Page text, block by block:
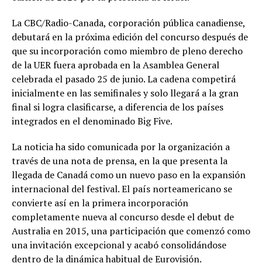
La CBC/Radio-Canada, corporación pública canadiense,
debutará en la próxima edición del concurso después de
que su incorporación como miembro de pleno derecho
de la UER fuera aprobada en la Asamblea General
celebrada el pasado 25 de junio. La cadena competirá
inicialmente en las semifinales y solo llegará a la gran
final si logra clasificarse, a diferencia de los países
integrados en el denominado Big Five.
La noticia ha sido comunicada por la organización a
través de una nota de prensa, en la que presenta la
llegada de Canadá como un nuevo paso en la expansión
internacional del festival. El país norteamericano se
convierte así en la primera incorporación
completamente nueva al concurso desde el debut de
Australia en 2015, una participación que comenzó como
una invitación excepcional y acabó consolidándose
dentro de la dinámica habitual de Eurovisión.